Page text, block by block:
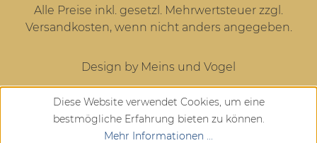
Alle Preise inkl. gesetzl. Mehrwertsteuer zzgl.
Versandkosten, wenn nicht anders angegeben.
Design by Meins und Vogel
Diese Website verwendet Cookies, um eine
bestmögliche Erfahrung bieten zu können.
Mehr Informationen ...